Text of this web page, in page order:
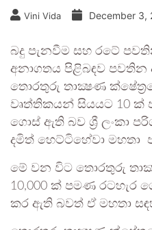
Vini Vida December 3,
බදු පැනවීම සහ රටේ
අනාගතය පිළිබඳව
තොරතුරු තාක්‍ෂණ
වෘත්තිකයන් සියයට 10 ක්
ගොස් ඇති බව ශ්‍රී ලංකා
දමිත් හෙට්ටිහේවා මහතා
මේ වන විට තොරතුරු
10,000 ක් පමණ
කර ඇති බවත් ඒ මහතා